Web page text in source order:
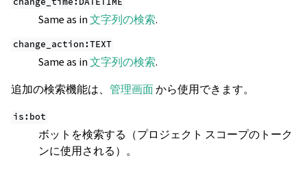
Same as in文字列の検索.
change_action:TEXT
Same as in文字列の検索.
追加の検索機能は、 管理画面から使用できます。
is:bot
ボットを検索する（プロジェクト スコープのトーク
ンに使用される）。